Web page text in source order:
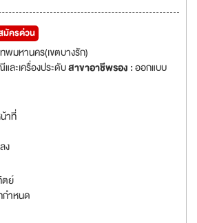
มัครด่วน
พมหานคร(เขตบางรัก)
ะเครื่องประดับสาขาอาชีพรอง :ออกแบบ
าที่
ง
ตย์
ำหนด